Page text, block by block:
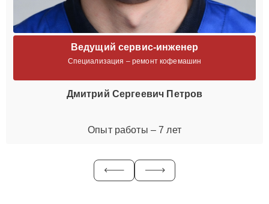
Ведущий сервис-инженер
Специализация – ремонт кофемашин
Дмитрий Сергеевич Петров
Опыт работы – 7 лет